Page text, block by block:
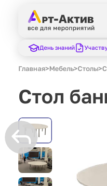
День знаний
Главная>Мебель>Столы>
Стол